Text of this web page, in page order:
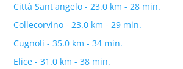
Città Sant'angelo - 23.0 km - 28 min.
Collecorvino - 23.0 km - 29 min.
Cugnoli - 35.0 km - 34 min.
Elice - 31.0 km - 38 min.